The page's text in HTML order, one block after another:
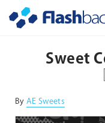
Sweet
By AE Sweets